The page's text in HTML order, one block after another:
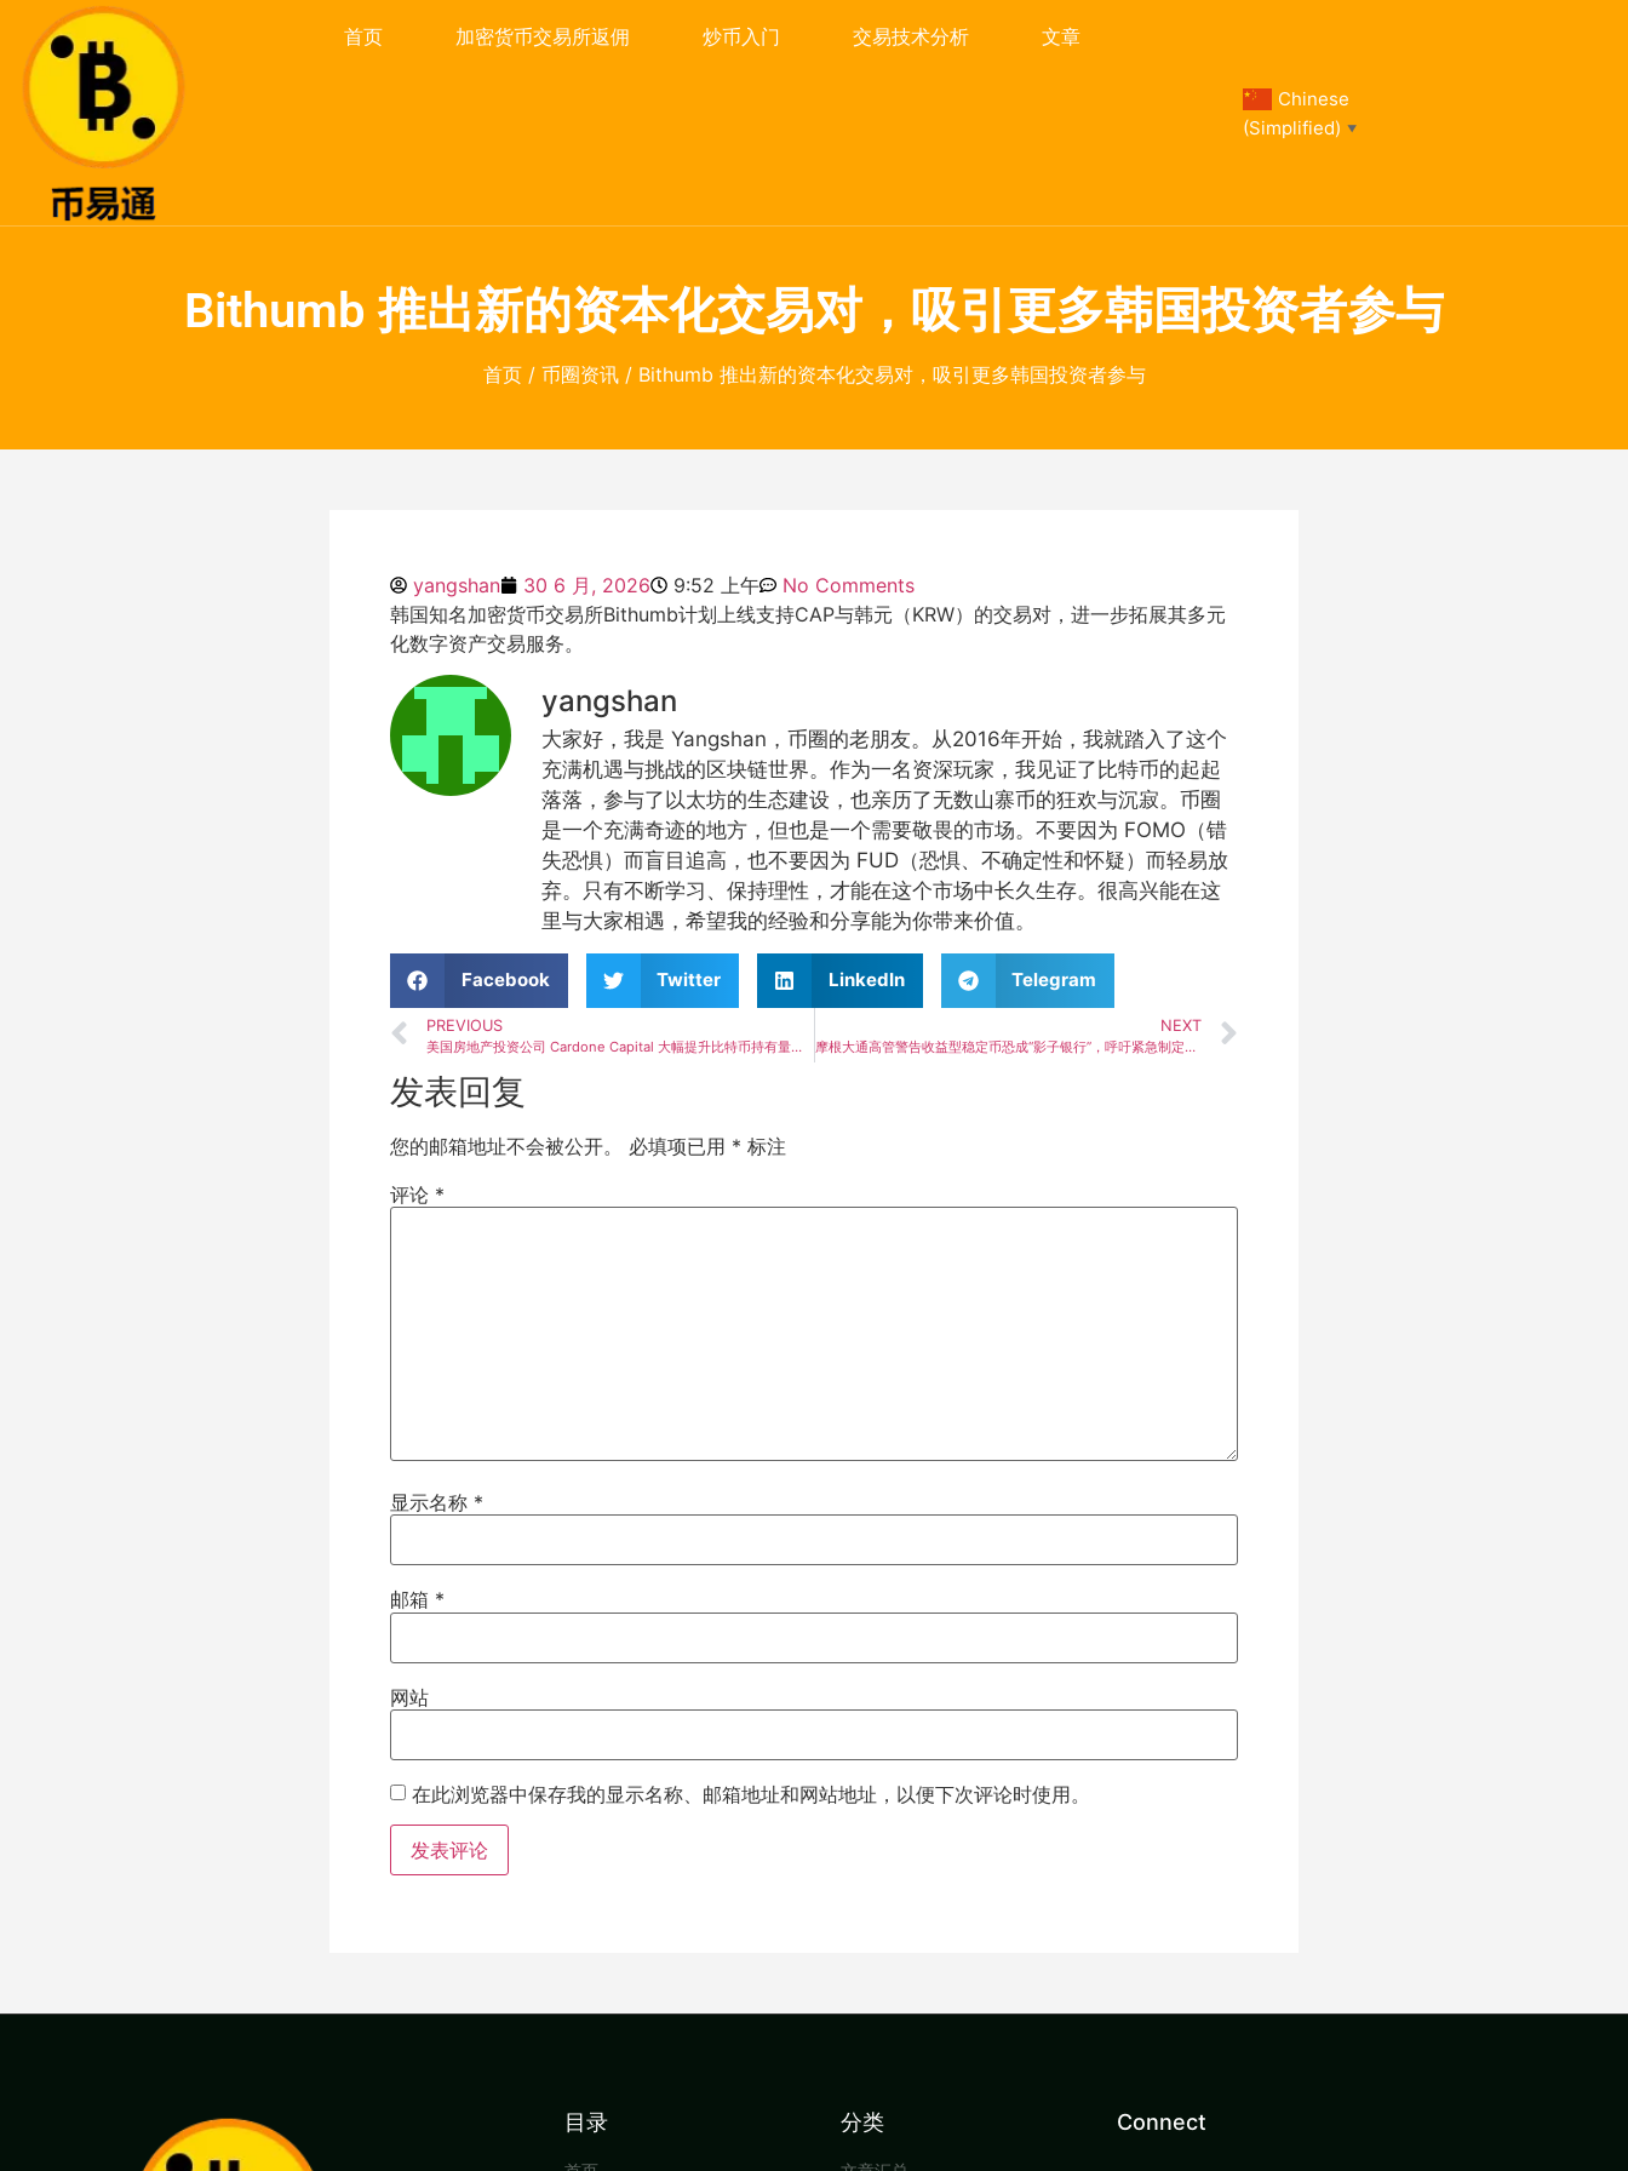
首页 加密货币交易所返佣 炒币入门 交易技术分析 文章
Chinese
(Simplified) ▼
Bithumb 推出新的资本化交易对，吸引更多韩国投资者参与
首页/ 币圈资讯/ Bithumb 推出新的资本化交易对，吸引更多韩国投资者参与
yangshan 30 6 月, 2026 9:52 上午
No Comments
韩国知名加密货币交易所Bithumb计划上线支持CAP与韩元（KRW）的交易对，进一步拓展其多元
化数字资产交易服务。
yangshan
大家好，我是 Yangshan，币圈的老朋友。从2016年开始，我就踏入了这个
充满机遇与挑战的区块链世界。作为一名资深玩家，我见证了比特币的起起
落落，参与了以太坊的生态建设，也亲历了无数山寨币的狂欢与沉寂。币圈
是一个充满奇迹的地方，但也是一个需要敬畏的市场。不要因为 FOMO（错
失恐惧）而盲目追高，也不要因为 FUD（恐惧、不确定性和怀疑）而轻易放
弃。只有不断学习、保持理性，才能在这个市场中长久生存。很高兴能在这
里与大家相遇，希望我的经验和分享能为你带来价值。
Facebook Twitter LinkedIn Telegram
PREVIOUS
美国房地产投资公司 Cardone Capital 大幅提升比特币持有量至2700多枚
NEXT
摩根大通高管警告收益型稳定币恐成“影子银行”，呼吁紧急制定数字资产监管框架
发表回复
您的邮箱地址不会被公开。 必填项已用 * 标注
评论 *
显示名称 *
邮箱 *
网站
在此浏览器中保存我的显示名称、邮箱地址和网站地址，以便下次评论时使用。
目录 分类 Connect